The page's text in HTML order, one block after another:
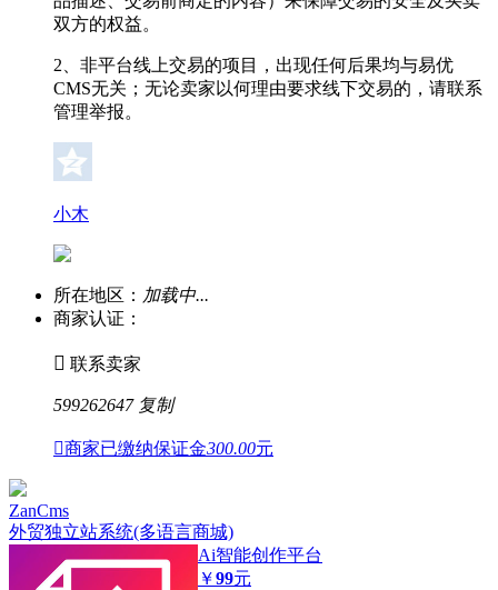
双方的权益。
2、非平台线上交易的项目，出现任何后果均与易优
CMS无关；无论卖家以何理由要求线下交易的，请联系
管理举报。
小木
所在地区： 加载中...
商家认证：
 联系卖家
599262647 复制
商家已缴纳保证金300.00元
ZanCms
外贸独立站系统(多语言商城)
Ai智能创作平台
￥99元